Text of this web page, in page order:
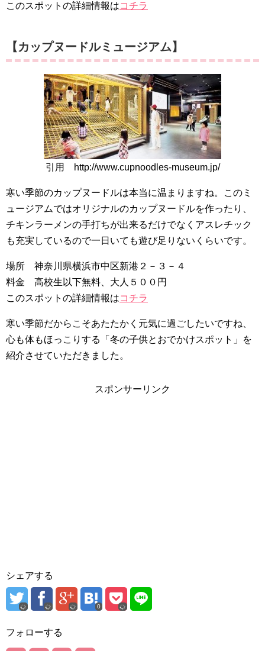
このスポットの詳細情報はコチラ
【カップヌードルミュージアム】
引用 http://www.cupnoodles-museum.jp/
寒い季節のカップヌードルは本当に温まりますね。このミ
ュージアムではオリジナルのカップヌードルを作ったり、
チキンラーメンの手打ちが出来るだけでなくアスレチック
も充実しているので一日いても遊び足りないくらいです。
場所 神奈川県横浜市中区新港２－３－４
料金 高校生以下無料、大人５００円
このスポットの詳細情報はコチラ
寒い季節だからこそあたたかく元気に過ごしたいですね、
心も体もほっこりする「冬の子供とおでかけスポット」を
紹介させていただきました。
スポンサーリンク
シェアする
0
フォローする